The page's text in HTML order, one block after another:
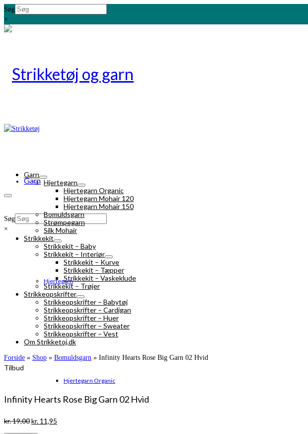
Søg
×
Garn
Hjertegarn
Hjertegarn Organic
Søg
×
Garn
Hjertegarn
Hjertegarn Organic
Hjertegarn Mohair 120
Hjertegarn Mohair 150
Bomuldsgarn
Strømpegarn
Silk Mohair
Strikkekit
Strikkekit – Baby
Strikkekit – Interiør
Strikkekit – Kurve
Strikkekit – Tæpper
Strikkekit – Vaskeklude
Strikkekit – Trøjer
Strikkeopskrifter
Strikkeopskrifter – Babytøj
Strikkeopskrifter – Cardigan
Strikkeopskrifter – Huer
Strikkeopskrifter – Sweater
Strikkeopskrifter – Vest
Om Strikketoj.dk
Forside » Shop » Bomuldsgarn » Infinity Hearts Rose Big Garn 02 Hvid
Tilbud
Infinity Hearts Rose Big Garn 02 Hvid
kr.19,00Den
kr. 11,95